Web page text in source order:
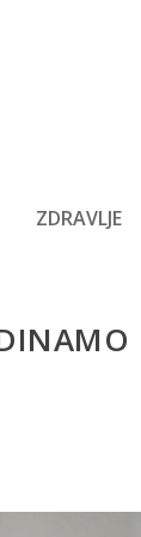
ZDRAVLJE